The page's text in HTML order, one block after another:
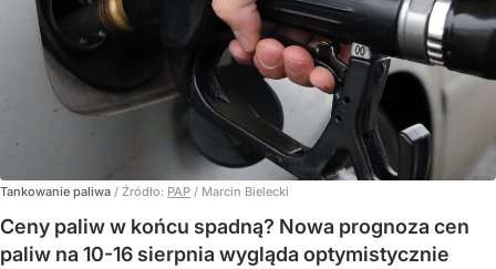
Tankowanie paliwa / Źródło: PAP / Marcin Bielecki
Ceny paliw w końcu spadną? Nowa prognoza cen
paliw na 10-16 sierpnia wygląda optymistycznie